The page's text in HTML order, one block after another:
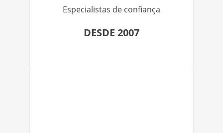
Especialistas de confiança
DESDE 2007